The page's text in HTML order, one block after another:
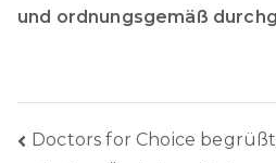
und ordnungsgemäß
Doctors for Choice begrüßt